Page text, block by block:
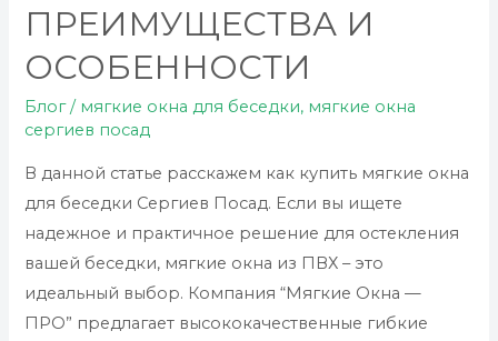
ПРЕИМУЩЕСТВА И
ОСОБЕННОСТИ
Блог/ мягкие окна для беседки, мягкие окна
сергиев посад
В данной статье расскажем как купить мягкие окна
для беседки Сергиев Посад. Если вы ищете
надежное и практичное решение для остекления
вашей беседки, мягкие окна из ПВХ – это
идеальный выбор. Компания “Мягкие Окна —
ПРО” предлагает высококачественные гибкие